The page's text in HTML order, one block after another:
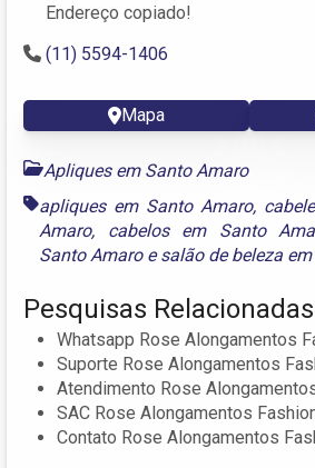
Endereço copiado!
(11) 5594-1406
Mapa
Apliques em Santo Amaro
apliques em Santo Amaro,
Amaro, cabelos em Santo
Santo Amaroesalão de beleza
Pesquisas Relacionadas
Whatsapp Rose Alongamentos
Suporte Rose Alongamentos
Atendimento Rose
SAC Rose Alongamentos
Contato Rose Alongamentos